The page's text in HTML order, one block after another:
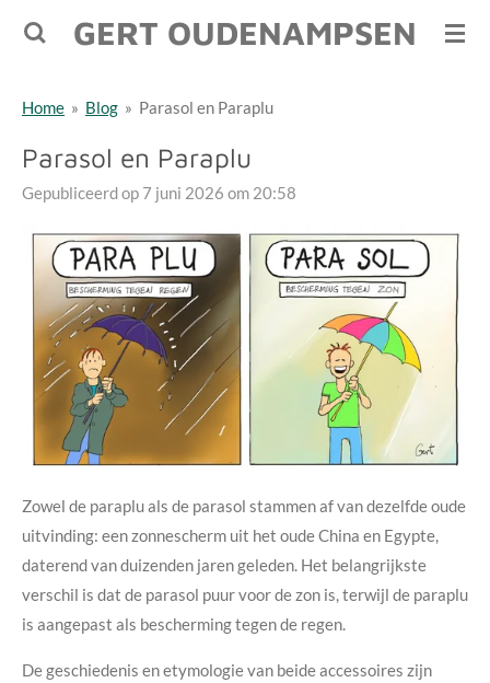
Ga
de
GERT OUDENAMPSEN
Home » Blog » Parasol en Paraplu
Parasol en Paraplu
Gepubliceerd op 7 juni 2026 om 20:58
Zowel de paraplu als de parasol stammen af van dezelfde oude
uitvinding: een zonnescherm uit het oude China en Egypte,
daterend van duizenden jaren geleden. Het belangrijkste
verschil is dat de parasol puur voor de zon is, terwijl de paraplu
is aangepast als bescherming tegen de regen.
De geschiedenis en etymologie van beide accessoires zijn